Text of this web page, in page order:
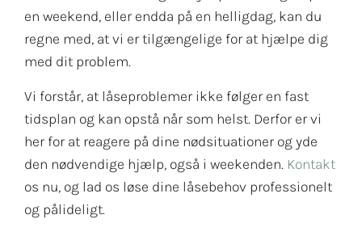
en weekend, eller endda på en helligdag, kan du
regne med, at vi er tilgængelige for at hjælpe dig
med dit problem.
Vi forstår, at låseproblemer ikke følger en fast
tidsplan og kan opstå når som helst. Derfor er vi
her for at reagere på dine nødsituationer og yde
den nødvendige hjælp, også i weekenden. Kontakt
os nu, og lad os løse dine låsebehov professionelt
og pålideligt.